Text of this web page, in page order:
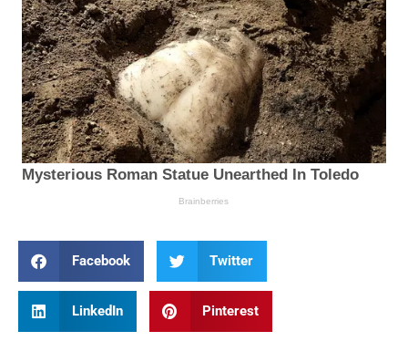
Facebook Twitter
LinkedIn Pinterest